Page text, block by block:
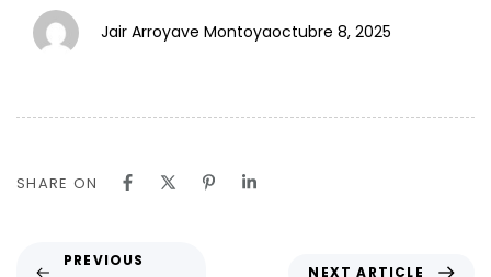
Jair Arroyave Montoyaoctubre 8, 2025
SHARE ON
PREVIOUS
NEXT ARTICLE